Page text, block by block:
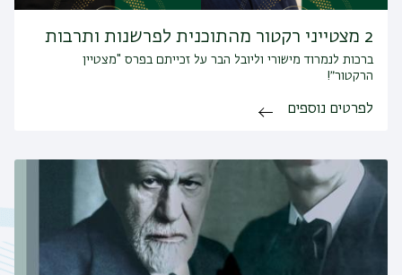
2 מצטייני רקטור מהתוכנית לפרשנות ותרבות
ברכות לנמרוד מישורי וליובל הבר על זכייתם בפרס "מצטיין
הרקטור״!
לפרטים נוספים